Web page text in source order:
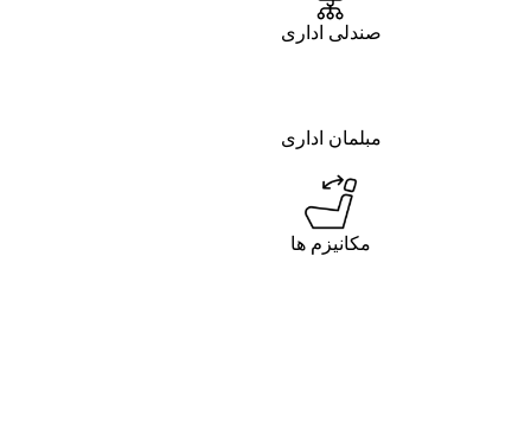
صندلی اداری
مبلمان اداری
مکانیزم ها